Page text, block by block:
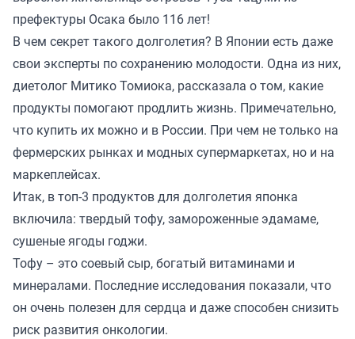
префектуры Осака было 116 лет!
В чем секрет такого долголетия? В Японии есть даже
свои эксперты по сохранению молодости. Одна из них,
диетолог Митико Томиока, рассказала о том, какие
продукты помогают продлить жизнь. Примечательно,
что купить их можно и в России. При чем не только на
фермерских рынках и модных супермаркетах, но и на
маркеплейсах.
Итак, в топ-3 продуктов для долголетия японка
включила: твердый тофу, замороженные эдамаме,
сушеные ягоды годжи.
Тофу – это соевый сыр, богатый витаминами и
минералами. Последние исследования показали, что
он очень полезен для сердца и даже способен снизить
риск развития онкологии.